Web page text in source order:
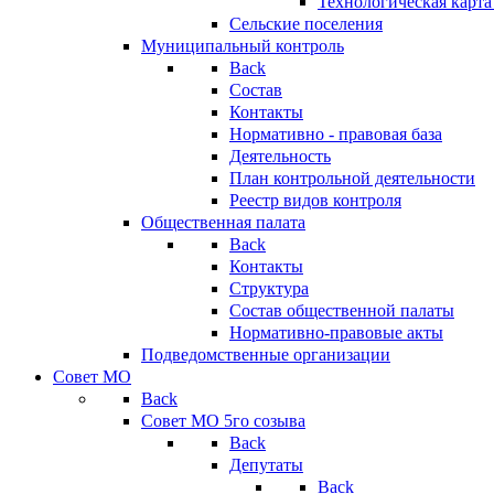
Сельские поселения
Муниципальный контроль
Back
Состав
Контакты
Нормативно - правовая база
Деятельность
План контрольной деятельности
Реестр видов контроля
Общественная палата
Back
Контакты
Структура
Состав общественной палаты
Нормативно-правовые акты
Подведомственные организации
Совет МО
Back
Совет МО 5го созыва
Back
Депутаты
Back